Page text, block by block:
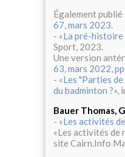
Également publié
67, mars 2023.
- «La pré-histoire
Sport, 2023.
Une version
63, mars 2022,
- «Les "Parties
du badminton ?»,
Bauer Thomas,
- «Les activités
«Les activités de
site Cairn.Info